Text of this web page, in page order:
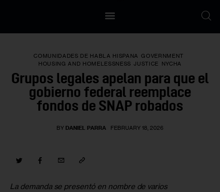
Our Standards
Reprint Policy
Contact Us
COMUNIDADES DE HABLA HISPANA GOVERNMENT
HOUSING AND HOMELESSNESS JUSTICE NYCHA
Grupos legales apelan para que el
gobierno federal reemplace
fondos de SNAP robados
BY DANIEL PARRA FEBRUARY 18, 2026
La demanda se presentó en nombre de varios